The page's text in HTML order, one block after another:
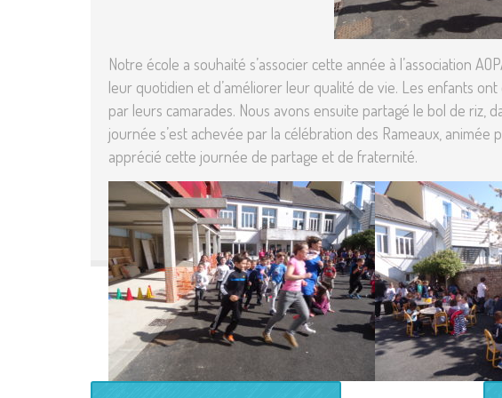
Notre école a souhaité s’associer cette année à l’association
leur quotidien et d’améliorer leur qualité de vie. Les enfants
par leurs camarades. Nous avons ensuite partagé le bol de riz,
journée s’est achevée par la célébration des Rameaux,
apprécié cette journée de partage et de fraternité.